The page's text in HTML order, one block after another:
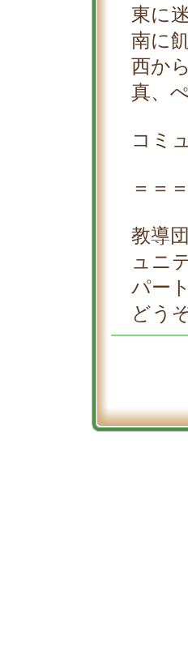
東に
南に
西か
真、
コミ
＝＝
教導
ュニ
パー
どう